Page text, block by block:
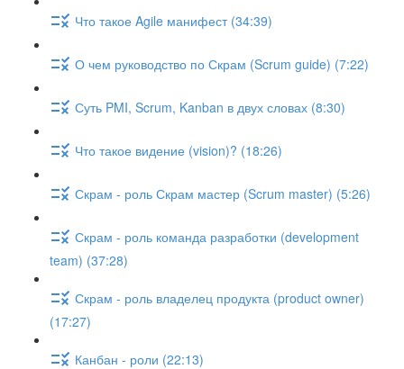
Что такое Agile манифест (34:39)
О чем руководство по Скрам (Scrum guide) (7:22)
Суть PMI, Scrum, Kanban в двух словах (8:30)
Что такое видение (vision)? (18:26)
Скрам - роль Скрам мастер (Scrum master) (5:26)
Скрам - роль команда разработки (development
team) (37:28)
Скрам - роль владелец продукта (product owner)
(17:27)
Канбан - роли (22:13)